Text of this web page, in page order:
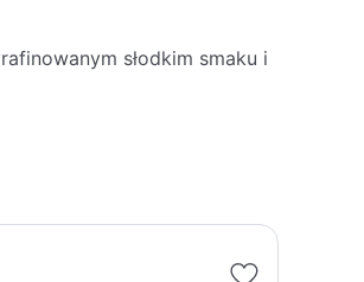
słodkim smaku i